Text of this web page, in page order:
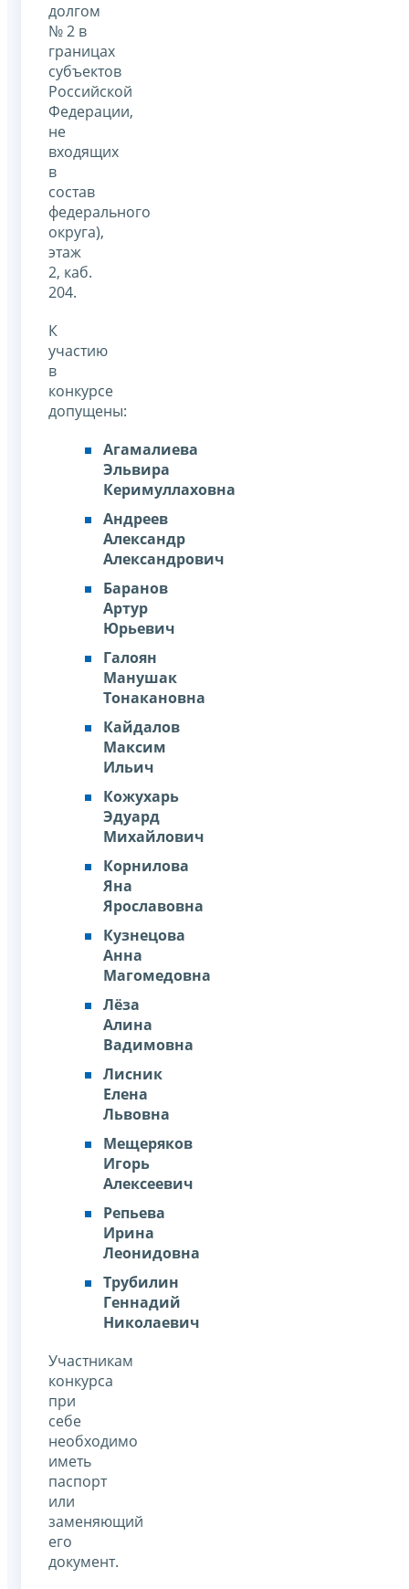
долгом
№ 2 в
границах
субъектов
Российской
Федерации,
не
входящих
в
состав
федерального
округа),
этаж
2, каб.
204.
К
участию
в
конкурсе
допущены:
Агамалиева
Эльвира
Керимуллаховна
Андреев
Александр
Александрович
Баранов
Артур
Юрьевич
Галоян
Манушак
Тонакановна
Кайдалов
Максим
Ильич
Кожухарь
Эдуард
Михайлович
Корнилова
Яна
Ярославовна
Кузнецова
Анна
Магомедовна
Лёза
Алина
Вадимовна
Лисник
Елена
Львовна
Мещеряков
Игорь
Алексеевич
Репьева
Ирина
Леонидовна
Трубилин
Геннадий
Николаевич
Участникам
конкурса
при
себе
необходимо
иметь
паспорт
или
заменяющий
его
документ.